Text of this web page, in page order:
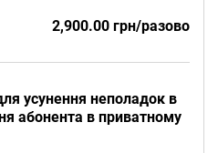
2,900.00 грн/разово
усунення неполадок в
абонента в приватному